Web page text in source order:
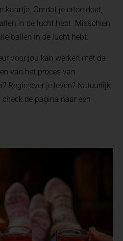
kaartje. Omdat je ertoe doet,
in de lucht hebt. Misschien
ballen in de lucht hebt.
voor jou kan werken met de
van het proces van
Regie over je leven? Natuurlijk
check de pagina naar een